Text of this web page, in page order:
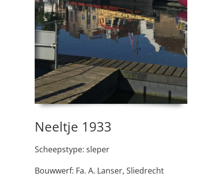
Neeltje 1933
Scheepstype: sleper
Bouwwerf: Fa. A. Lanser, Sliedrecht